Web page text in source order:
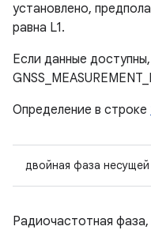
установлено,
равна L1.
Если данные
Определение в строке
двойная фаза несущей
Радиочастотная